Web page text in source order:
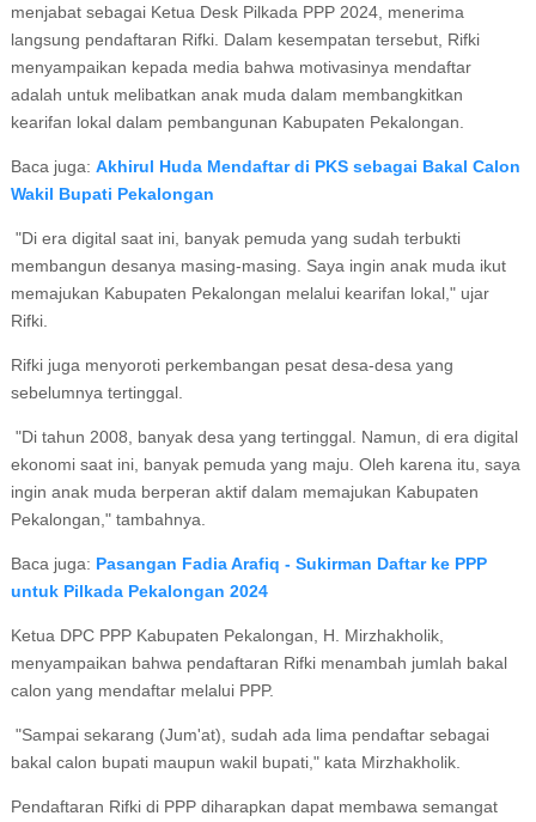
menjabat sebagai Ketua Desk Pilkada PPP 2024, menerima
langsung pendaftaran Rifki. Dalam kesempatan tersebut, Rifki
menyampaikan kepada media bahwa motivasinya mendaftar
adalah untuk melibatkan anak muda dalam membangkitkan
kearifan lokal dalam pembangunan Kabupaten Pekalongan.
Baca juga: Akhirul Huda Mendaftar di PKS sebagai Bakal Calon
Wakil Bupati Pekalongan
"Di era digital saat ini, banyak pemuda yang sudah terbukti
membangun desanya masing-masing. Saya ingin anak muda ikut
memajukan Kabupaten Pekalongan melalui kearifan lokal," ujar
Rifki.
Rifki juga menyoroti perkembangan pesat desa-desa yang
sebelumnya tertinggal.
"Di tahun 2008, banyak desa yang tertinggal. Namun, di era digital
ekonomi saat ini, banyak pemuda yang maju. Oleh karena itu, saya
ingin anak muda berperan aktif dalam memajukan Kabupaten
Pekalongan," tambahnya.
Baca juga: Pasangan Fadia Arafiq - Sukirman Daftar ke PPP
untuk Pilkada Pekalongan 2024
Ketua DPC PPP Kabupaten Pekalongan, H. Mirzhakholik,
menyampaikan bahwa pendaftaran Rifki menambah jumlah bakal
calon yang mendaftar melalui PPP.
"Sampai sekarang (Jum'at), sudah ada lima pendaftar sebagai
bakal calon bupati maupun wakil bupati," kata Mirzhakholik.
Pendaftaran Rifki di PPP diharapkan dapat membawa semangat